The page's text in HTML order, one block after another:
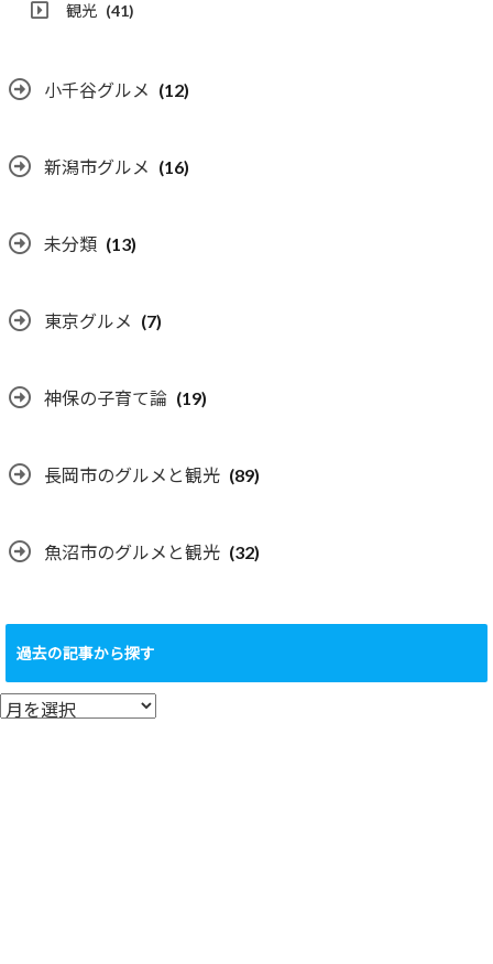
観光 (41)
小千谷グルメ (12)
新潟市グルメ (16)
未分類 (13)
東京グルメ (7)
神保の子育て論 (19)
長岡市のグルメと観光 (89)
魚沼市のグルメと観光 (32)
過去の記事から探す
過